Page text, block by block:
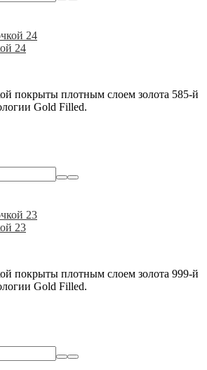
24
покрыты плотным слоем золота 585-й
Gold Filled.
23
покрыты плотным слоем золота 999-й
Gold Filled.